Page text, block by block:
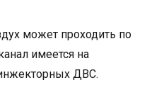
может проходить по
имеется на
ДВС.